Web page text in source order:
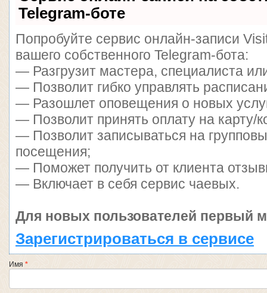
Telegram-боте
Попробуйте сервис онлайн-записи
вашего собственного Telegram-бота:
— Разгрузит мастера, специалиста
— Позволит гибко управлять
— Разошлет оповещения о новых
— Позволит принять оплату на карту/
— Позволит записываться на
посещения;
— Поможет получить от клиента
— Включает в себя сервис чаевых.
Для новых пользователей первый
Зарегистрироваться в сервисе
Имя *